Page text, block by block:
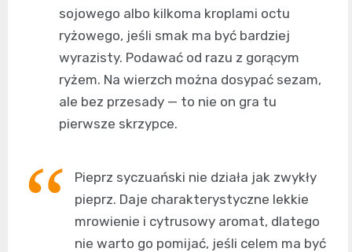
sojowego albo kilkoma kroplami octu
ryżowego, jeśli smak ma być bardziej
wyrazisty. Podawać od razu z gorącym
ryżem. Na wierzch można dosypać sezam,
ale bez przesady — to nie on gra tu
pierwsze skrzypce.
Pieprz syczuański nie działa jak zwykły
pieprz. Daje charakterystyczne lekkie
mrowienie i cytrusowy aromat, dlatego
nie warto go pomijać, jeśli celem ma być